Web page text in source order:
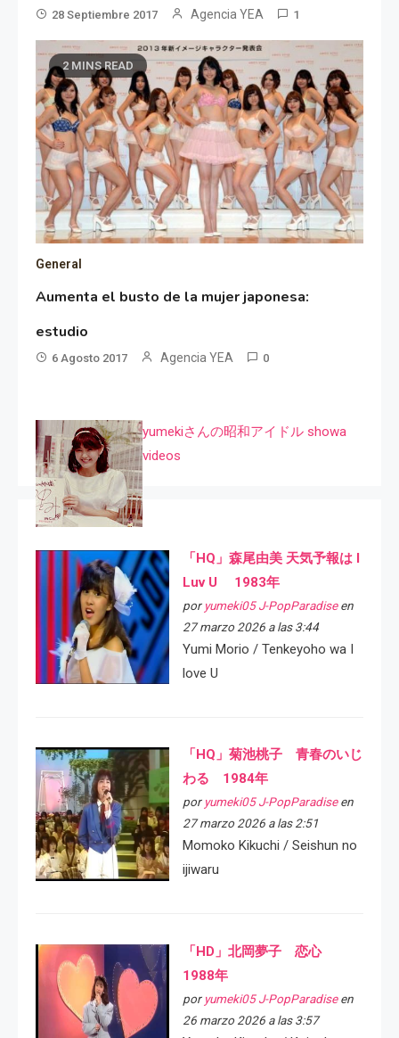
28 Septiembre 2017 Agencia YEA 1
2 MINS READ
General
Aumenta el busto de la mujer japonesa:
estudio
6 Agosto 2017 Agencia YEA 0
yumekiさんの昭和アイドル showa
videos
「HQ」森尾由美 天気予報は I
Luv U 1983年
por yumeki05 J-PopParadiseen
27 marzo 2026 a las 3:44
Yumi Morio / Tenkeyoho wa I
love U
「HQ」菊池桃子 青春のいじ
わる 1984年
por yumeki05 J-PopParadiseen
27 marzo 2026 a las 2:51
Momoko Kikuchi / Seishun no
ijiwaru
「HD」北岡夢子 恋心
1988年
por yumeki05 J-PopParadiseen
26 marzo 2026 a las 3:57